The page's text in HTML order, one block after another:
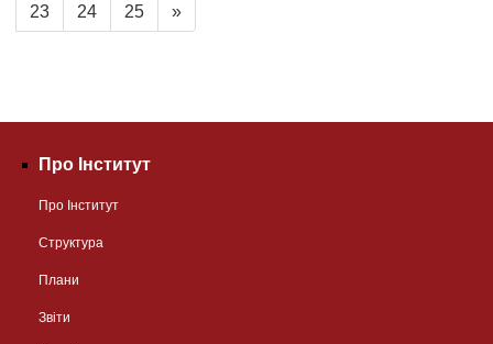
23 24 25 »
Про Інститут
Про Інститут
Структура
Плани
Звіти